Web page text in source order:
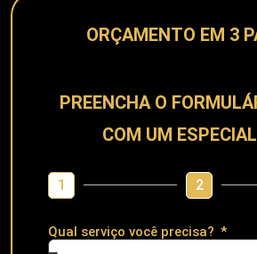
ORÇAMENTO EM 3
PREENCHA O
COM UM
1 2
Qual serviço você precisa?